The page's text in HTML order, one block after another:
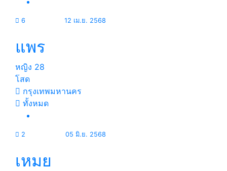
6 12 เม.ย. 2568
แพร
หญิง 28
โสด
กรุงเทพมหานคร
ทั้งหมด
2 05 มิ.ย. 2568
เหมย